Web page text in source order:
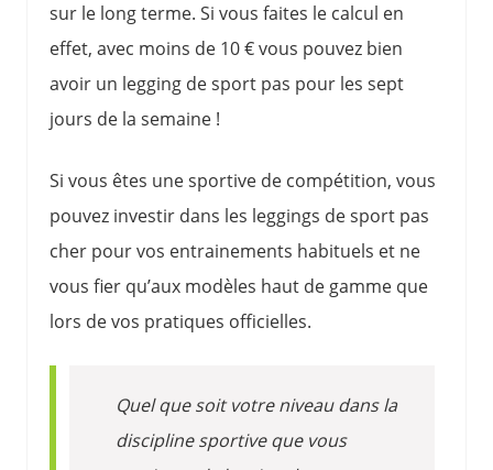
sur le long terme. Si vous faites le calcul en
effet, avec moins de 10 € vous pouvez bien
avoir un legging de sport pas pour les sept
jours de la semaine !
Si vous êtes une sportive de compétition, vous
pouvez investir dans les leggings de sport pas
cher pour vos entrainements habituels et ne
vous fier qu’aux modèles haut de gamme que
lors de vos pratiques officielles.
Quel que soit votre niveau dans la
discipline sportive que vous